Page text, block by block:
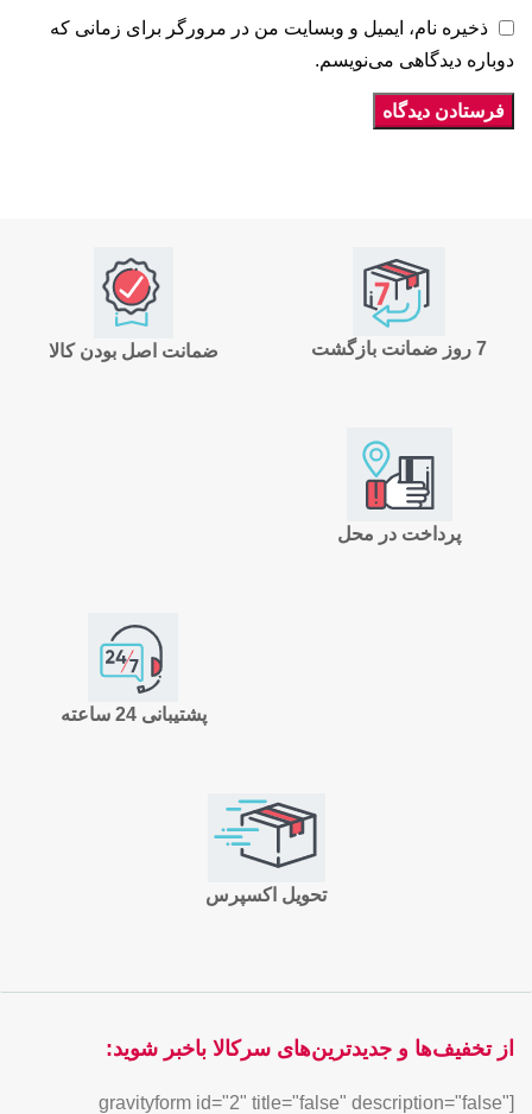
ذخیره نام، ایمیل و وبسایت من در مرورگر برای زمانی که
دوباره دیدگاهی می‌نویسم.
ضمانت اصل بودن کالا 7 روز ضمانت بازگشت
پرداخت در محل
پشتیبانی 24 ساعته
تحویل اکسپرس
از تخفیف‌ها و جدیدترین‌های سرکالا باخبر شوید:
[gravityform id="2" title="false" description="false"